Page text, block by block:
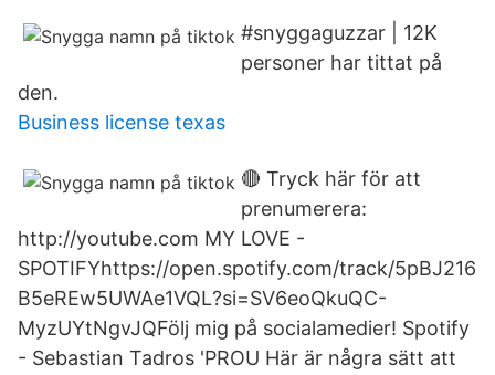
#snyggaguzzar | 12K
personer har tittat på
den.
Business license texas
🔴 Tryck här för att
prenumerera:
http://youtube.com MY LOVE -
SPOTIFYhttps://open.spotify.com/track/5pBJ216
B5eREw5UWAe1VQL?si=SV6eoQkuQC-
MyzUYtNgvJQFölj mig på socialamedier! Spotify
- Sebastian Tadros 'PROU Här är några sätt att